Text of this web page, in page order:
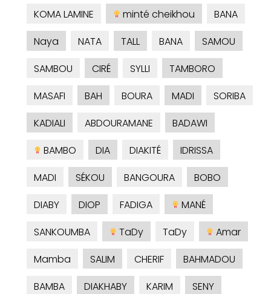
KOMA LAMINE
minté cheikhou
BANA
Naya
NATA TALL BANA
SAMOU
SAMBOU
CIRÉ SYLLI
TAMBORO
MASAFI
BAH BOURA MADI
SORIBA
KADIALI
ABDOURAMANE
BADAWI
BAMBO
DIA DIAKITÉ
IDRISSA
MADI
SÉKOU BANGOURA
BOBO
DIABY
DIOP FADIGA
MANÉ
SANKOUMBA
TaDy TaDy
Amar
Mamba
SALIM CHERIF
BAHMADOU
BAMBA
DIAKHABY KARIM
SENY